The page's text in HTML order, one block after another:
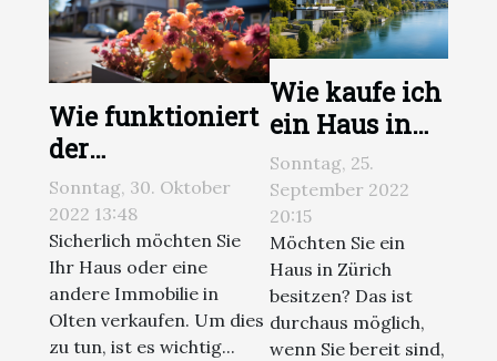
Wie funktioniert
der
Immobilienmarkt
in Olten?
Sonntag, 30. Oktober
2022 13:48
Sicherlich möchten Sie
Ihr Haus oder eine
andere Immobilie in
Olten verkaufen. Um dies
zu tun, ist es wichtig...
Wie kaufe ich
ein Haus in
Zürich ohne
Reue?
Sonntag, 25.
September 2022
20:15
Möchten Sie ein
Haus in Zürich
besitzen? Das ist
durchaus möglich,
wenn Sie bereit sind,